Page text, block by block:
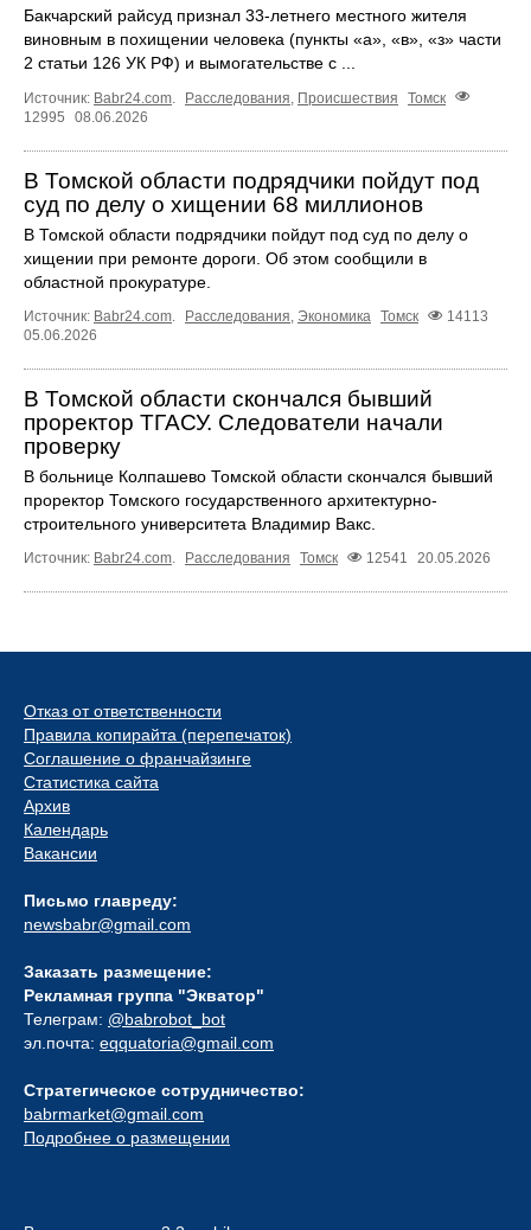
Бакчарский райсуд признал 33-летнего местного жителя
виновным в похищении человека (пункты «а», «в», «з» части
2 статьи 126 УК РФ) и вымогательстве с ...
Источник: Babr24.com Расследования Происшествия
Томск
12995
08.06.2026
В Томской области подрядчики пойдут под
суд по делу о хищении 68 миллионов
В Томской области подрядчики пойдут под суд по делу о
хищении при ремонте дороги. Об этом сообщили в
областной прокуратуре.
Источник: Babr24.com Расследования Экономика Томск
14113
05.06.2026
В Томской области скончался бывший
проректор ТГАСУ. Следователи начали
проверку
В больнице Колпашево Томской области скончался бывший
проректор Томского государственного архитектурно-
строительного университета Владимир Вакс.
Источник: Babr24.com Расследования Томск 12541 20.05.2026
Отказ от ответственности
Правила копирайта (перепечаток)
Соглашение о франчайзинге
Статистика сайта
Архив
Календарь
Вакансии
Письмо главреду:
newsbabr@gmail.com
Заказать размещение:
Рекламная группа "Экватор"
Телеграм: @babrobot_bot
эл.почта: eqquatoria@gmail.com
Стратегическое сотрудничество:
babrmarket@gmail.com
Подробнее о размещении